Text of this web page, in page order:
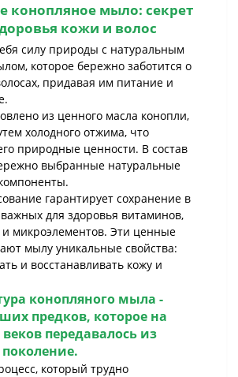
конопляное мыло: секрет
кожи и волос
силу природы с натуральным
которое бережно заботится о
придавая им питание и
из ценного масла конопли,
холодного отжима, что
природные ценности. В состав
выбранные натуральные
гарантирует сохранение в
для здоровья витаминов,
микроэлементов. Эти ценные
мылу уникальные свойства:
и восстанавливать кожу и
конопляного мыла -
предков, которое на
передавалось из
который трудно